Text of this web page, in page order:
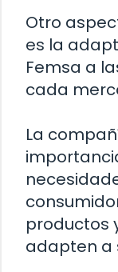
Otro
es la
Femsa a
cada
La
productos
adapten a